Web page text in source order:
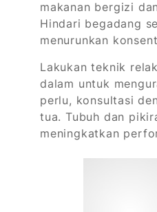
makanan bergizi
Hindari begadang
menurunkan
Lakukan teknik
dalam untuk
perlu, konsultasi
tua. Tubuh dan
meningkatkan